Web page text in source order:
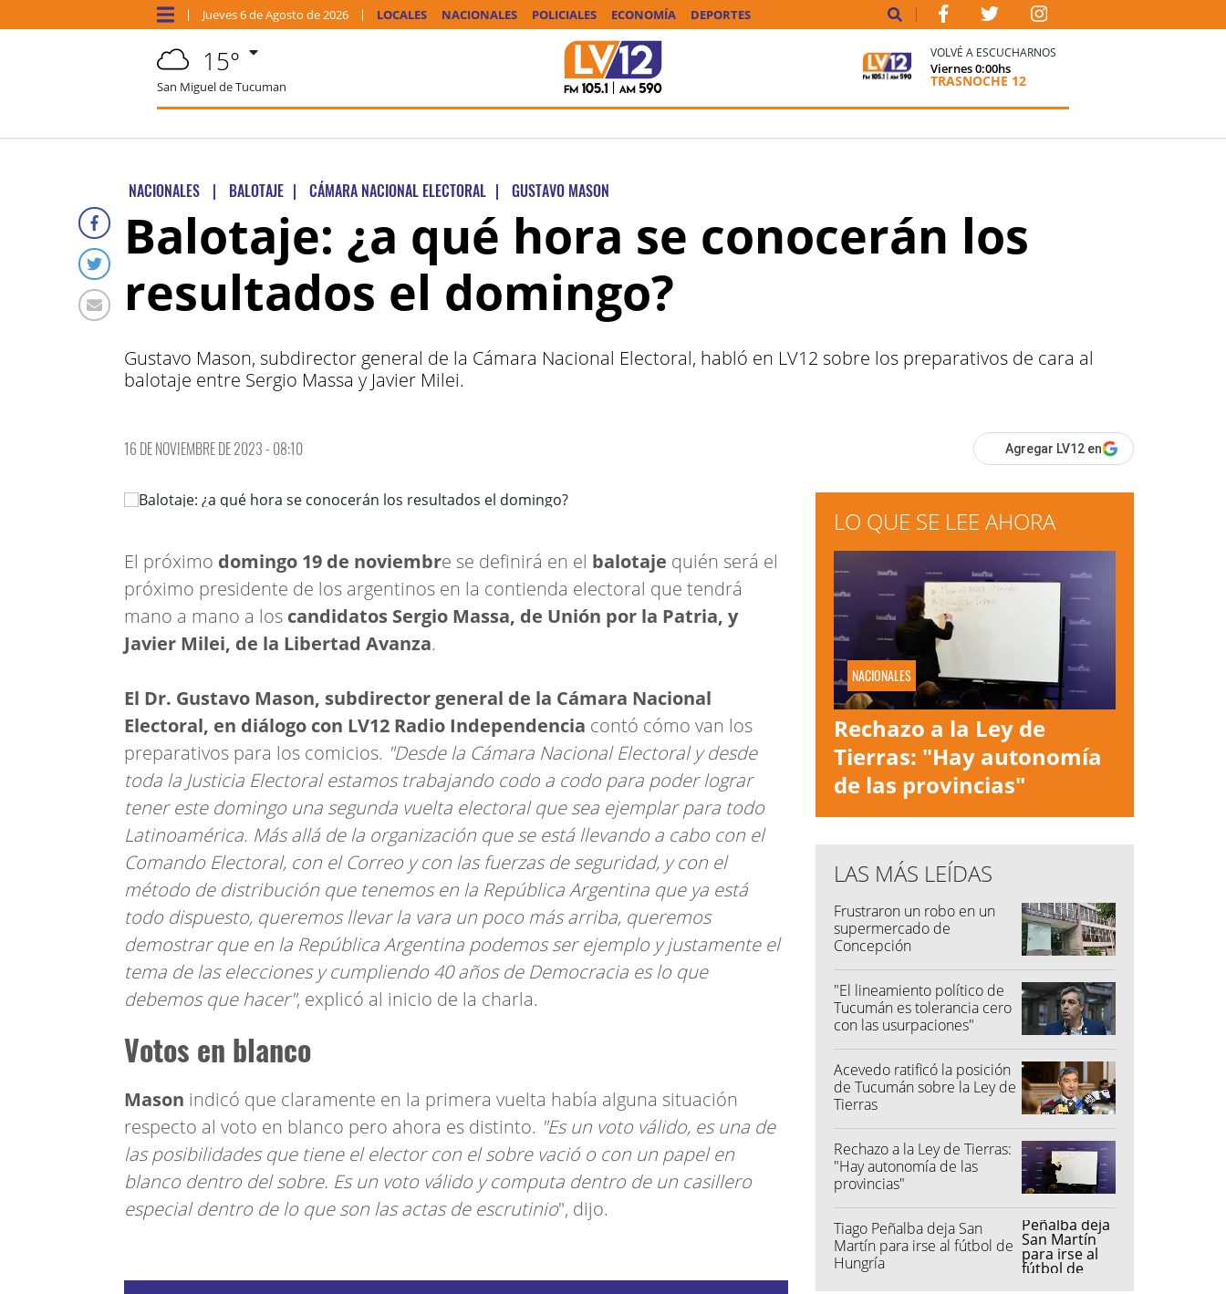
Jueves6 deAgosto de 2026 LOCALES NACIONALES POLICIALES ECONOMÍA DEPORTES
15°
San Miguel de Tucuman
VOLVÉ A ESCUCHARNOS
Viernes0:00hs
TRASNOCHE 12
NACIONALES | BALOTAJE | CÁMARA NACIONAL ELECTORAL | GUSTAVO MASON
Balotaje: ¿a qué hora se conocerán los
resultados el domingo?
Gustavo Mason, subdirector general de la Cámara Nacional Electoral, habló en LV12 sobre los preparativos de cara al
balotaje entre Sergio Massa y Javier Milei.
16 DE NOVIEMBRE DE 2023 - 08:10 Agregar LV12 en
El próximo domingo 19 de noviembre se definirá en el balotaje quién será el
próximo presidente de los argentinos en la contienda electoral que tendrá
mano a mano a los candidatos Sergio Massa, de Unión por la Patria, y
Javier Milei, de la Libertad Avanza.
El Dr. Gustavo Mason, subdirector general de la Cámara Nacional
Electoral, en diálogo con LV12 Radio Independencia contó cómo van los
preparativos para los comicios. "Desde la Cámara Nacional Electoral y desde
toda la Justicia Electoral estamos trabajando codo a codo para poder lograr
tener este domingo una segunda vuelta electoral que sea ejemplar para todo
Latinoamérica. Más allá de la organización que se está llevando a cabo con el
Comando Electoral, con el Correo y con las fuerzas de seguridad, y con el
método de distribución que tenemos en la República Argentina que ya está
todo dispuesto, queremos llevar la vara un poco más arriba, queremos
demostrar que en la República Argentina podemos ser ejemplo y justamente el
tema de las elecciones y cumpliendo 40 años de Democracia es lo que
debemos que hacer", explicó al inicio de la charla.
Votos en blanco
Mason indicó que claramente en la primera vuelta había alguna situación
respecto al voto en blanco pero ahora es distinto. "Es un voto válido, es una de
las posibilidades que tiene el elector con el sobre vació o con un papel en
blanco dentro del sobre. Es un voto válido y computa dentro de un casillero
especial dentro de lo que son las actas de escrutinio", dijo.
LO QUE SE LEE AHORA
NACIONALES
Rechazo a la Ley de
Tierras: "Hay autonomía
de las provincias"
LAS MÁS LEÍDAS
Frustraron un robo en un
supermercado de
Concepción
"El lineamiento político de
Tucumán es tolerancia cero
con las usurpaciones"
Acevedo ratificó la posición
de Tucumán sobre la Ley de
Tierras
Rechazo a la Ley de Tierras:
"Hay autonomía de las
provincias"
Tiago Peñalba deja San
Martín para irse al fútbol de
Hungría